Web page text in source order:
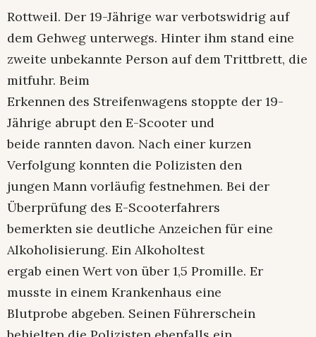
Rottweil. Der 19-Jährige war verbotswidrig auf
dem Gehweg unterwegs. Hinter ihm stand eine
zweite unbekannte Person auf dem Trittbrett, die
mitfuhr. Beim
Erkennen des Streifenwagens stoppte der 19-
Jährige abrupt den E-Scooter und
beide rannten davon. Nach einer kurzen
Verfolgung konnten die Polizisten den
jungen Mann vorläufig festnehmen. Bei der
Überprüfung des E-Scooterfahrers
bemerkten sie deutliche Anzeichen für eine
Alkoholisierung. Ein Alkoholtest
ergab einen Wert von über 1,5 Promille. Er
musste in einem Krankenhaus eine
Blutprobe abgeben. Seinen Führerschein